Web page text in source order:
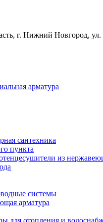
г. Нижний Новгород,
арматура
сантехника
пункта
из
системы
арматура
для отопления и